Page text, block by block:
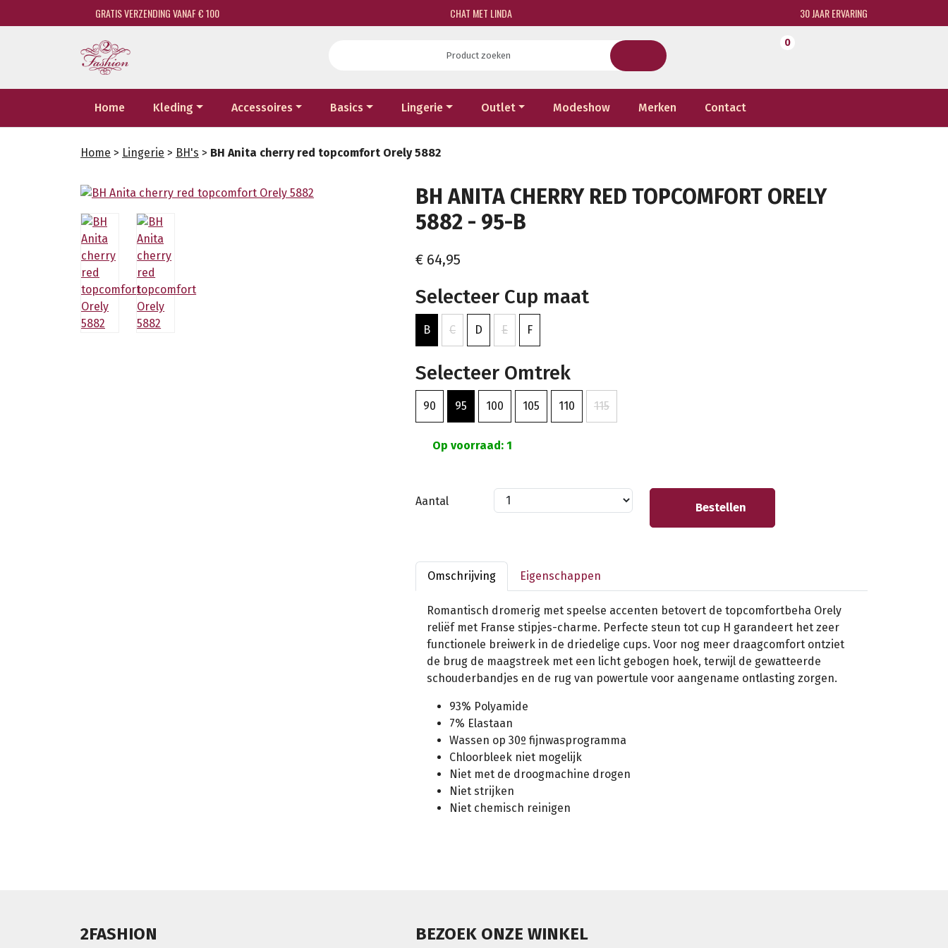
GRATIS VERZENDING VANAF € 100 CHAT MET LINDA 30 JAAR ERVARING
0
Home Kleding Accessoires Basics Lingerie Outlet Modeshow Merken Contact
Home > Lingerie > BH's > BH Anita cherry red topcomfort Orely 5882
BH ANITA CHERRY RED TOPCOMFORT ORELY
5882 - 95-B
€ 64,95
Selecteer Cup maat
B C D E F
Selecteer Omtrek
90 95 100 105 110 115
Op voorraad: 1
Aantal Bestellen
Omschrijving Eigenschappen
Romantisch dromerig met speelse accenten betovert de topcomfortbeha Orely
reliëf met Franse stipjes-charme. Perfecte steun tot cup H garandeert het zeer
functionele breiwerk in de driedelige cups. Voor nog meer draagcomfort ontziet
de brug de maagstreek met een licht gebogen hoek, terwijl de gewatteerde
schouderbandjes en de rug van powertule voor aangename ontlasting zorgen.
93% Polyamide
7% Elastaan
Wassen op 30º fijnwasprogramma
Chloorbleek niet mogelijk
Niet met de droogmachine drogen
Niet strijken
Niet chemisch reinigen
2FASHION BEZOEK ONZE WINKEL